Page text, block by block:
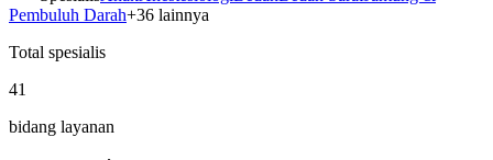
Pembuluh Darah+36 lainnya
Total spesialis
41
bidang layanan